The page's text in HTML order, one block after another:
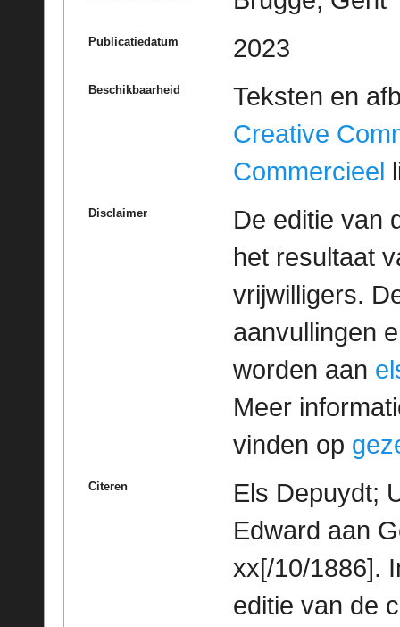
Publicatiedatum 2023
Beschikbaarheid
Teksten en
Creative
Commercieel
Disclaimer
De editie van
het resultaat
vrijwilligers.
aanvullingen
worden aan
Meer
vinden op
Citeren
Els Depuydt;
Edward aan
xx[/10/1886].
editie van de